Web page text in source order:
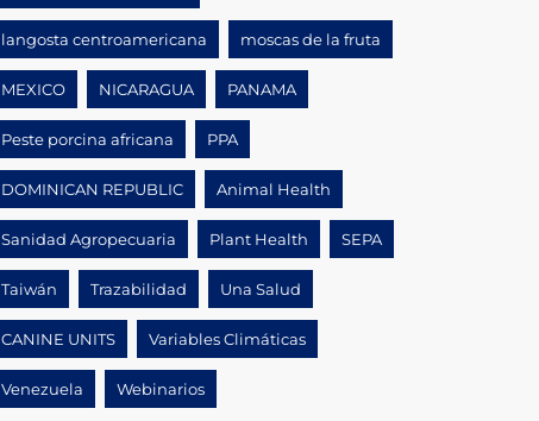
langosta centroamericana moscas de la fruta
MEXICO NICARAGUA PANAMA
Peste porcina africana PPA
DOMINICAN REPUBLIC Animal Health
Sanidad Agropecuaria Plant Health SEPA
Taiwán Trazabilidad Una Salud
CANINE UNITS Variables Climáticas
Venezuela Webinarios